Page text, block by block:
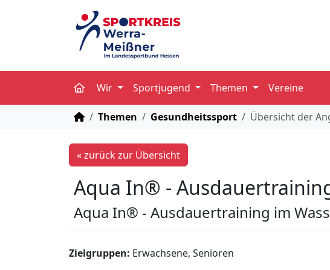
Wir Sportjugend Themen Vereine
STARTSEITE
Themen Gesundheitssport Übersicht der
« zurück zur Übersicht
Aqua In® -
Aqua In® - Ausdauertraining im
Zielgruppen: Erwachsene, Senioren